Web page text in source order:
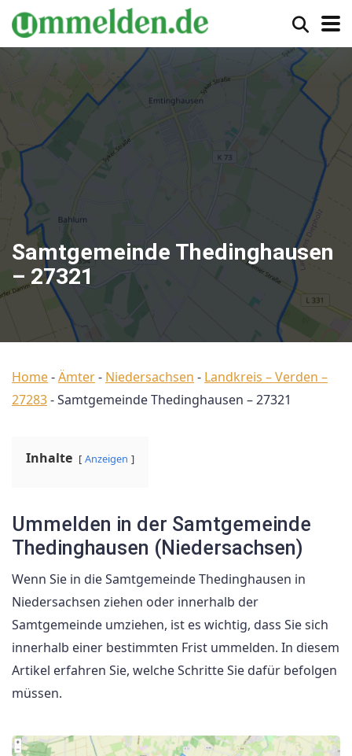
Samtgemeinde Thedinghausen
– 27321
Home-Ämter- Niedersachsen - Landkreis – Verden –
27283-Samtgemeinde Thedinghausen – 27321
Inhalte Anzeigen
Ummelden in der Samtgemeinde
Thedinghausen (Niedersachsen)
Wenn Sie in die Samtgemeinde Thedinghausen in
Niedersachsen ziehen oder innerhalb der
Samtgemeinde umziehen, ist es wichtig, dass Sie sich
innerhalb einer bestimmten Frist ummelden. In diesem
Artikel erfahren Sie, welche Schritte Sie dafür befolgen
müssen.